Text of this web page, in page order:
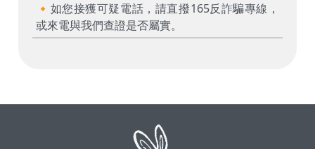
🔸如您接獲可疑電話，請直撥165反詐騙專線，
或來電與我們查證是否屬實。